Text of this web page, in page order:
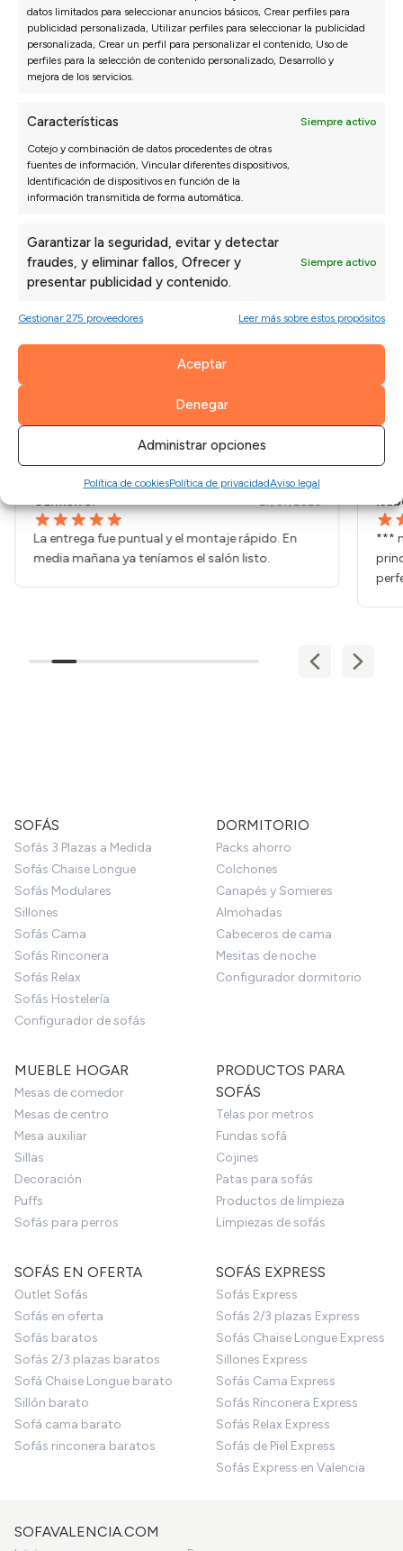
datos limitados para seleccionar anuncios básicos, Crear perfiles para
publicidad personalizada, Utilizar perfiles para seleccionar la publicidad
personalizada, Crear un perfil para personalizar el contenido, Uso de
perfiles para la selección de contenido personalizado, Desarrollo y
mejora de los servicios.
Características Siempre activo
Cotejo y combinación de datos procedentes de otras
fuentes de información, Vincular diferentes dispositivos,
Identificación de dispositivos en función de la
información transmitida de forma automática.
Garantizar la seguridad, evitar y detectar
fraudes, y eliminar fallos, Ofrecer y
presentar publicidad y contenido.
Siempre activo
Gestionar 275 proveedores Leer más sobre estos propósitos
Aceptar
Denegar
Administrar opciones
Política de cookiesPolítica de privacidadAviso legal
Configura tuSofá
Rinconera Modelo Geo
Extraíble a medida
Configura este sofá como prefieras a través de
nuestro configurador para tener tu sofá a medida en
un poco más de tiempo
Ir al configurador
Opiniones de nuestros clientes
4,6
Basado en
Carmen S.
La entrega fue puntual y el montaje rápido. En
media mañana ya teníamos el salón listo.
***
SOFÁS
Sofás 3 Plazas a Medida
Sofás Chaise Longue
Sofás Modulares
Sillones
Sofás Cama
Sofás Rinconera
Sofás Relax
Sofás Hostelería
Configurador de sofás
DORMITORIO
Packs ahorro
Colchones
Canapés y Somieres
Almohadas
Cabeceros de cama
Mesitas de noche
Configurador dormitorio
MUEBLE HOGAR
Mesas de comedor
Mesas de centro
Mesa auxiliar
Sillas
Decoración
Puffs
Sofás para perros
PRODUCTOS PARA
SOFÁS
Telas por metros
Fundas sofá
Cojines
Patas para sofás
Productos de limpieza
Limpiezas de sofás
SOFÁS EN OFERTA
Outlet Sofás
Sofás en oferta
Sofás baratos
Sofás 2/3 plazas baratos
Sofá Chaise Longue barato
Sillón barato
Sofá cama barato
Sofás rinconera baratos
SOFÁS EXPRESS
Sofás Express
Sofás 2/3 plazas Express
Sofás Chaise Longue Express
Sillones Express
Sofás Cama Express
Sofás Rinconera Express
Sofás Relax Express
Sofás de Piel Express
Sofás Express en Valencia
SOFAVALENCIA.COM